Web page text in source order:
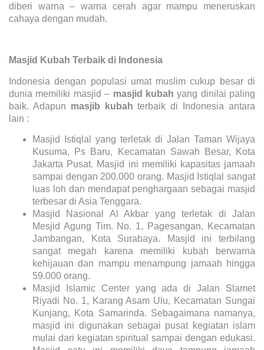
diberi warna – warna cerah agar mampu meneruskan
cahaya dengan mudah.
Masjid Kubah Terbaik di Indonesia
Indonesia dengan populasi umat muslim cukup besar di
dunia memiliki masjid – masjid kubahyang dinilai paling
baik. Adapun masjib kubahterbaik di Indonesia antara
lain :
Masjid Istiqlal yang terletak di Jalan Taman Wijaya
Kusuma, Ps Baru, Kecamatan Sawah Besar, Kota
Jakarta Pusat. Masjid ini memiliki kapasitas jamaah
sampai dengan 200.000 orang. Masjid Istiqlal sangat
luas loh dan mendapat penghargaan sebagai masjid
terbesar di Asia Tenggara.
Masjid Nasional Al Akbar yang terletak di Jalan
Mesjid Agung Tim. No. 1, Pagesangan, Kecamatan
Jambangan, Kota Surabaya. Masjid ini terbilang
sangat megah karena memiliki kubah berwarna
kehijauan dan mampu menampung jamaah hingga
59.000 orang.
Masjid Islamic Center yang ada di Jalan Slamet
Riyadi No. 1, Karang Asam Ulu, Kecamatan Sungai
Kunjang, Kota Samarinda. Sebagaimana namanya,
masjid ini digunakan sebagai pusat kegiatan islam
mulai dari kegiatan spiritual sampai dengan edukasi.